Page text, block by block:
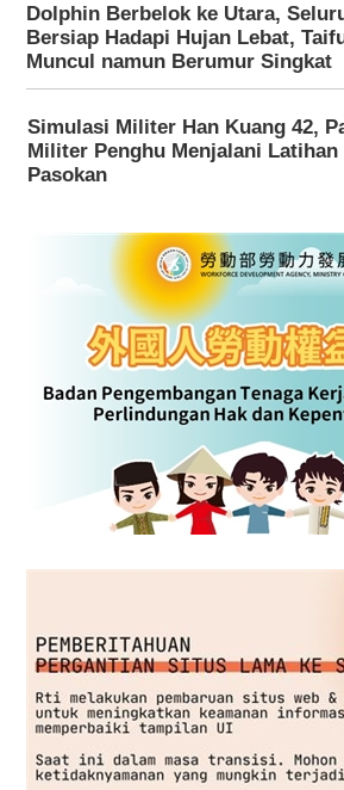
Dolphin Berbelok ke Utara,
Bersiap Hadapi Hujan Lebat,
Muncul namun Berumur Singkat
Simulasi Militer Han Kuang 42,
Militer Penghu Menjalani Latihan
Pasokan